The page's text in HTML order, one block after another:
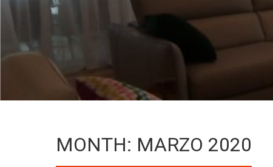
MONTH: MARZO 2020